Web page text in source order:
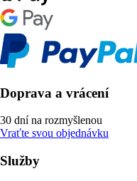
Doprava a vrácení
30 dní na rozmyšlenou
Vraťte svou objednávku
Služby